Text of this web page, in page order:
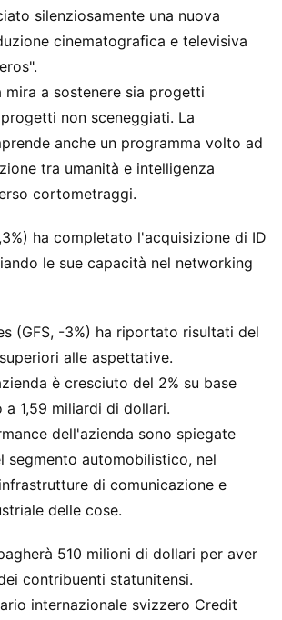
silenziosamente una nuova
cinematografica e televisiva
mira a sostenere sia progetti
non sceneggiati. La
anche un programma volto ad
tra umanità e intelligenza
cortometraggi.
ha completato l'acquisizione di ID
le sue capacità nel networking
(GFS, -3%) ha riportato risultati del
alle aspettative.
è cresciuto del 2% su base
a 1,59 miliardi di dollari.
dell'azienda sono spiegate
segmento automobilistico, nel
di comunicazione e
delle cose.
510 milioni di dollari per aver
contribuenti statunitensi.
internazionale svizzero Credit